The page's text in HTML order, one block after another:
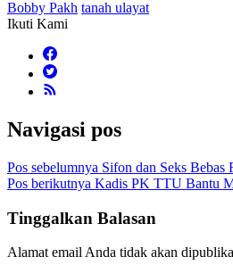
Bobby Pakh tanah ulayat
Ikuti Kami
Navigasi pos
Pos sebelumnya Sifon dan Seks Bebas
Pos berikutnya Kadis PK TTU Bantu
Tinggalkan Balasan
Alamat email Anda tidak akan